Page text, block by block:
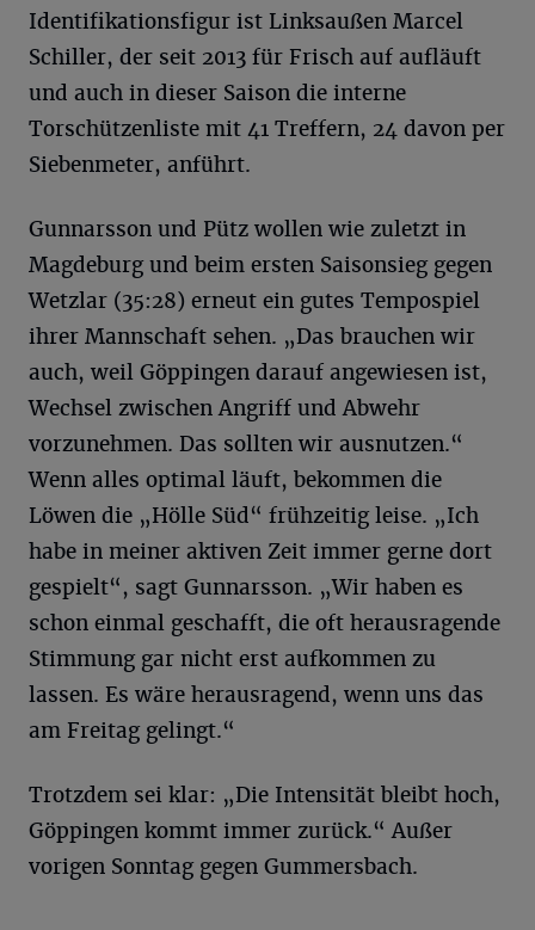
Identifikationsfigur ist Linksaußen Marcel
Schiller, der seit 2013 für Frisch auf aufläuft
und auch in dieser Saison die interne
Torschützenliste mit 41 Treffern, 24 davon per
Siebenmeter, anführt.
Gunnarsson und Pütz wollen wie zuletzt in
Magdeburg und beim ersten Saisonsieg gegen
Wetzlar (35:28) erneut ein gutes Tempospiel
ihrer Mannschaft sehen. „Das brauchen wir
auch, weil Göppingen darauf angewiesen ist,
Wechsel zwischen Angriff und Abwehr
vorzunehmen. Das sollten wir ausnutzen.“
Wenn alles optimal läuft, bekommen die
Löwen die „Hölle Süd“ frühzeitig leise. „Ich
habe in meiner aktiven Zeit immer gerne dort
gespielt“, sagt Gunnarsson. „Wir haben es
schon einmal geschafft, die oft herausragende
Stimmung gar nicht erst aufkommen zu
lassen. Es wäre herausragend, wenn uns das
am Freitag gelingt.“
Trotzdem sei klar: „Die Intensität bleibt hoch,
Göppingen kommt immer zurück.“ Außer
vorigen Sonntag gegen Gummersbach.